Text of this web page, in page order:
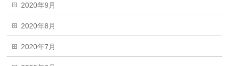
2020年9月
2020年8月
2020年7月